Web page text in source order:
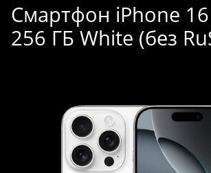
Смартфон iPhone
256 ГБ White (без